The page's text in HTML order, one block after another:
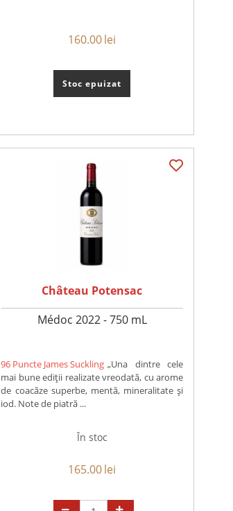
160.00lei
Stoc epuizat
Château Potensac
Médoc 2022 - 750 mL
96 Puncte James Suckling „Una dintre cele
mai bune ediții realizate vreodată, cu arome
de coacăze superbe, mentă, mineralitate și
iod. Note de piatră ...
În stoc
165.00lei